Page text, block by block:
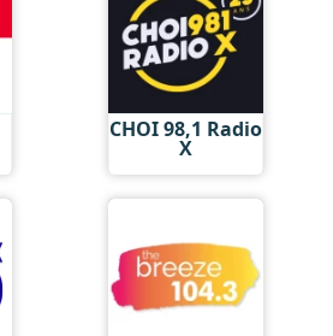
CHOI 98,1 Radio
X